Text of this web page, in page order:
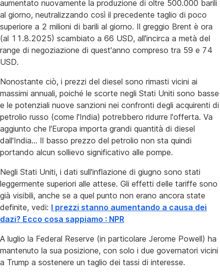
aumentato nuovamente la produzione di oltre 500.000 barili
al giorno, neutralizzando così il precedente taglio di poco
superiore a 2 milioni di barili al giorno. Il greggio Brent è ora
(al 11.8.2025) scambiato a 66 USD, all'incirca a metà del
range di negoziazione di quest'anno compreso tra 59 e 74
USD.
Nonostante ciò, i prezzi del diesel sono rimasti vicini ai
massimi annuali, poiché le scorte negli Stati Uniti sono basse
e le potenziali nuove sanzioni nei confronti degli acquirenti di
petrolio russo (come l'India) potrebbero ridurre l'offerta. Va
aggiunto che l'Europa importa grandi quantità di diesel
dall'India... Il basso prezzo del petrolio non sta quindi
portando alcun sollievo significativo alle pompe.
Negli Stati Uniti, i dati sull'inflazione di giugno sono stati
leggermente superiori alle attese. Gli effetti delle tariffe sono
già visibili, anche se a quel punto non erano ancora state
definite, vedi: I prezzi stanno aumentando a causa dei
dazi? Ecco cosa sappiamo : NPR
A luglio la Federal Reserve (in particolare Jerome Powell) ha
mantenuto la sua posizione, con solo i due governatori vicini
a Trump a sostenere un taglio dei tassi di interesse.